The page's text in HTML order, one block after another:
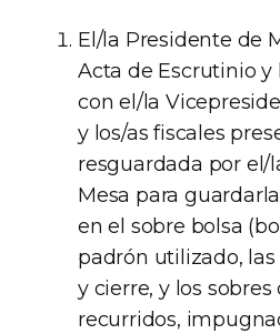
El/la Presidente de
Acta de Escrutinio
con el/la
y los/as fiscales
resguardada por el/
Mesa para
en el sobre bolsa
padrón utilizado,
y cierre, y los sobres
recurridos,